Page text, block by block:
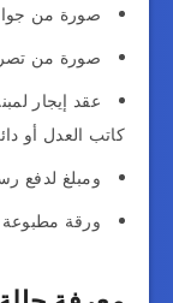
صورة من
صورة من
عقد إيجار
كاتب العدل أو
ومبلغ لدفع
ورقة مطبوعة